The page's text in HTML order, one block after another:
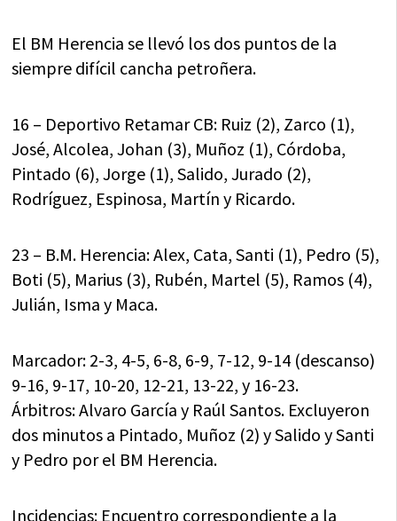
El BM Herencia se llevó los dos puntos de la
siempre difícil cancha petroñera.
16 – Deportivo Retamar CB: Ruiz (2), Zarco (1),
José, Alcolea, Johan (3), Muñoz (1), Córdoba,
Pintado (6), Jorge (1), Salido, Jurado (2),
Rodríguez, Espinosa, Martín y Ricardo.
23 – B.M. Herencia: Alex, Cata, Santi (1), Pedro (5),
Boti (5), Marius (3), Rubén, Martel (5), Ramos (4),
Julián, Isma y Maca.
Marcador: 2-3, 4-5, 6-8, 6-9, 7-12, 9-14 (descanso)
9-16, 9-17, 10-20, 12-21, 13-22, y 16-23.
Árbitros: Alvaro García y Raúl Santos. Excluyeron
dos minutos a Pintado, Muñoz (2) y Salido y Santi
y Pedro por el BM Herencia.
Incidencias: Encuentro correspondiente a la